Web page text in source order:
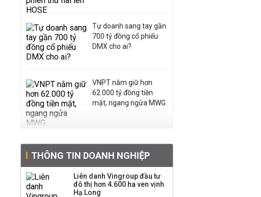
Tự doanh sang tay gần
700 tỷ đồng cổ phiếu
DMX cho ai?
VNPT nắm giữ hơn
62.000 tỷ đồng tiền
mặt, ngang ngửa MWG
thu nhập cho hộ kinh
doanh, doanh nghiệp
có doanh thu dưới 10 tỷ
đồng
THÔNG TIN DOANH NGHIỆP
Liên danh Vingroup đầu tư
đô thị hơn 4.600 ha ven vịnh
Hạ Long